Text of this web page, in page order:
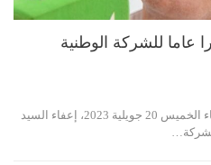
عاما للشركة الوطنية
قرر رئيس الجمهورية قيس سعيد، مساء الخميس 20 جويلية 2023، إعفاء السيد